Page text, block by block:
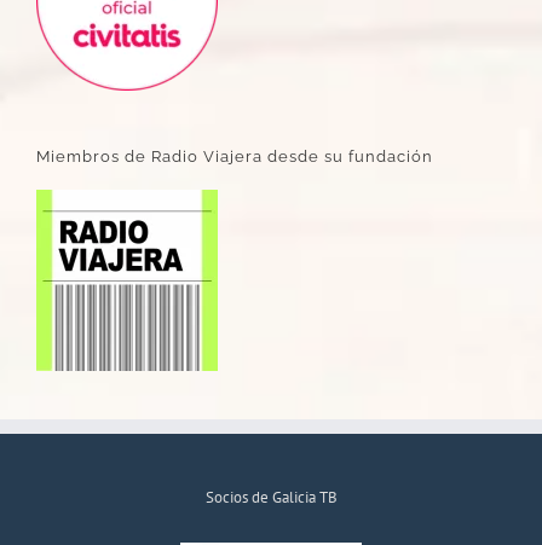
Miembros de Radio Viajera desde su fundación
Socios de Galicia TB